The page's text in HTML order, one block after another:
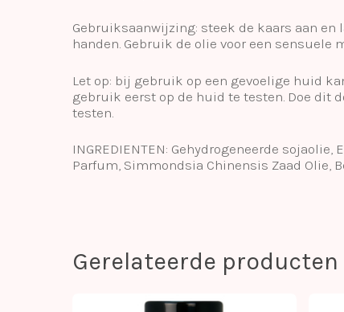
Gebruiksaanwijzing: steek de kaars aan
handen. Gebruik de olie voor een
Let op: bij gebruik op een gevoelige huid
gebruik eerst op de huid te testen. Doe dit
testen.
INGREDIENTEN: Gehydrogeneerde
Parfum, Simmondsia Chinensis Zaad Olie,
Gerelateerde producten